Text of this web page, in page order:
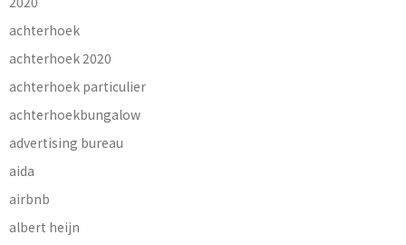
achterhoek
achterhoek 2020
achterhoek particulier
achterhoekbungalow
advertising bureau
aida
airbnb
albert heijn